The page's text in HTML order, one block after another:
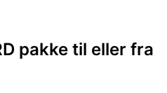
pakke til eller fra